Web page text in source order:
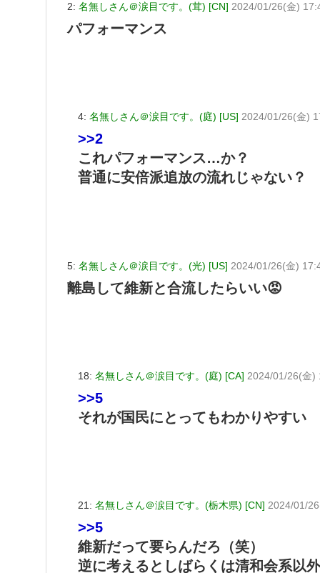
2: 名無しさん＠涙目です。(茸) [CN] 2024/01/26(金)
パフォーマンス
4: 名無しさん＠涙目です。(庭) [US] 2024/01/26(金)
>>2
これパフォーマンス…か？
普通に安倍派追放の流れじゃない？
5: 名無しさん＠涙目です。(光) [US] 2024/01/26(金)
離島して維新と合流したらいい😡
18: 名無しさん＠涙目です。(庭) [CA] 2024/01/26(金)
>>5
それが国民にとってもわかりやすい
21: 名無しさん＠涙目です。(栃木県) [CN] 2024/01/
>>5
維新だって要らんだろ（笑）
逆に考えるとしばらくは清和会系以